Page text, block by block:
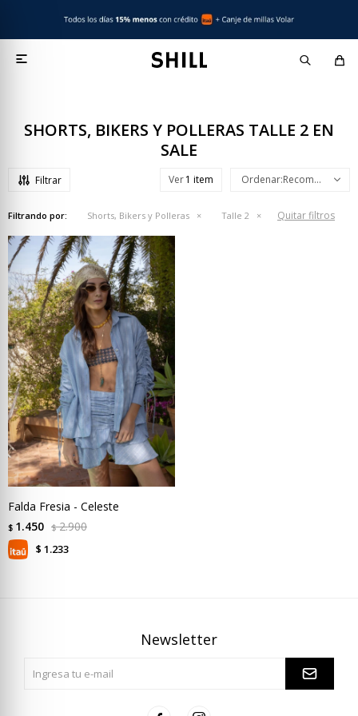

SHORTS, BIKERS Y POLLERAS TALLE 2 EN
SALE
Ver Recomendados
Filtrando por: Shorts, Bikers y Polleras Talle 2 Quitar filtros
Falda Fresia - Celeste
$ 1.450 $ 2.900
$ 1.233
Newsletter